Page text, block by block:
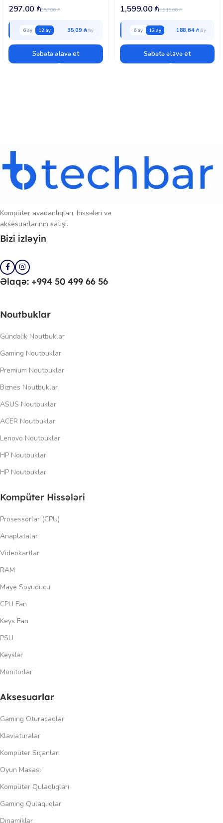
357.00₼
297.00 ₼
6 ay 12 ay 35,09 ₼
Səbətə əlavə et
(90PF05M1-M016A0) Small
Form Factor 1,919.00₼
1,599.00₼
6 ay 12 ay 188,64 ₼
Səbətə əlavə et
Kompüter avadanlıqları, hissələri və
aksesuarlarının satışı.
Bizi izləyin
Əlaqə: +994 50 499 66 56
Noutbuklar
Gündəlik Noutbuklar
Gaming Noutbuklar
Premium Noutbuklar
Biznes Noutbuklar
ASUS Noutbuklar
ACER Noutbuklar
Lenovo Noutbuklar
HP Noutbuklar
HP Noutbuklar
Kompüter Hissələri
Prosessorlar (CPU)
Anaplatalar
Videokartlar
RAM
Maye Soyuducu
CPU Fan
Keys Fan
PSU
Keyslər
Monitorlar
Aksesuarlar
Gaming Oturacaqlar
Klaviaturalar
Kompüter Siçanları
Oyun Masası
Kompüter Qulaqlıqları
Gaming Qulaqlıqlar
Dinamiklər